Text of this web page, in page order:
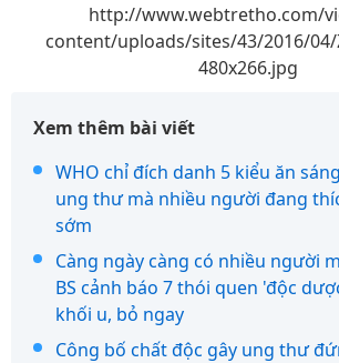
http://www.webtretho.com/
content/uploads/sites/43/2016/04/
480x266.jpg
Xem thêm bài viết
WHO chỉ đích danh 5 kiểu ăn
ung thư mà nhiều người đang
sớm
Càng ngày càng có nhiều người
BS cảnh báo 7 thói quen 'độc
khối u, bỏ ngay
Công bố chất độc gây ung thư